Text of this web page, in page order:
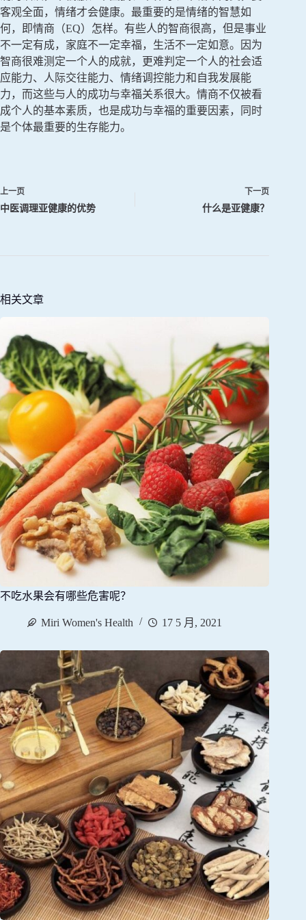
客观全面，情绪才会健康。最重要的是情绪的智慧如
何，即情商（EQ）怎样。有些人的智商很高，但是事业
不一定有成，家庭不一定幸福，生活不一定如意。因为
智商很难测定一个人的成就，更难判定一个人的社会适
应能力、人际交往能力、情绪调控能力和自我发展能
力，而这些与人的成功与幸福关系很大。情商不仅被看
成个人的基本素质，也是成功与幸福的重要因素，同时
是个体最重要的生存能力。
上一页
中医调理亚健康的优势
下一页
什么是亚健康？
相关文章
不吃水果会有哪些危害呢？
Miri Women's Health 17 5 月, 2021